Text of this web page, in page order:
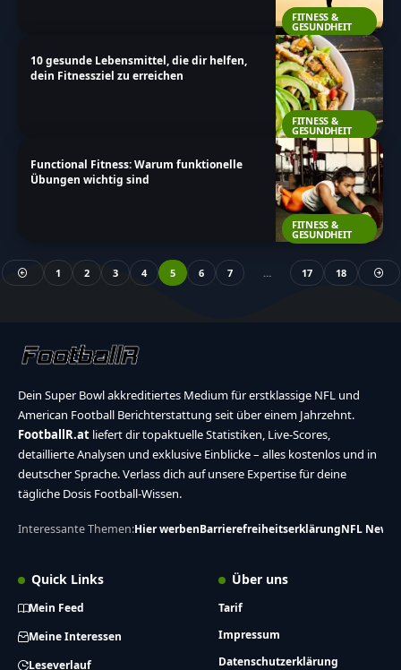
FITNESS &
GESUNDHEIT
FITNESS &
GESUNDHEIT
10 gesunde Lebensmittel, die dir helfen,
dein Fitnessziel zu erreichen
FITNESS &
GESUNDHEIT
Functional Fitness: Warum funktionelle
Übungen wichtig sind
1 2 3 4 5 6 7 … 17 18
Dein Super Bowl akkreditiertes Medium für erstklassige NFL und
American Football Berichterstattung seit über einem Jahrzehnt.
FootballR.at liefert dir topaktuelle Statistiken, Live-Scores,
detaillierte Analysen und exklusive Einblicke – alles kostenlos und in
deutscher Sprache. Verlass dich auf unsere Expertise für deine
tägliche Dosis Football-Wissen.
Interessante Themen:Hier werbenBarrierefreiheitserklärungNFL News
Quick Links
Mein Feed
Meine Interessen
Leseverlauf
Über uns
Tarif
Impressum
Datenschutzerklärung